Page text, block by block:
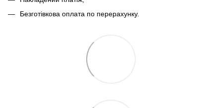
Безготівкова оплата по перерахунку.